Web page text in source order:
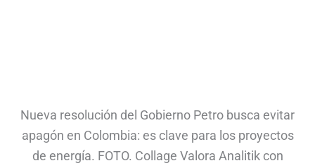
Nueva resolución del Gobierno Petro busca evitar
apagón en Colombia: es clave para los proyectos
de energía. FOTO. Collage Valora Analitik con